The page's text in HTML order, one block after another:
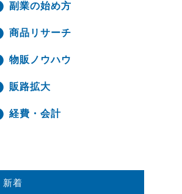
副業の始め方
商品リサーチ
物販ノウハウ
販路拡大
経費・会計
新着